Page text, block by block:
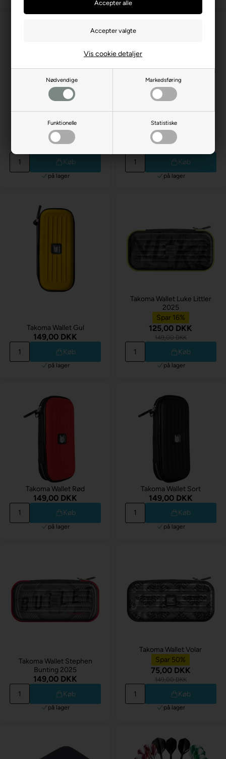
Nødvendige Markedsføring
Funktionelle Statistiske
Vis cookie detaljer
Spar 50%
75,00 DKK
Køb
på lager
Takoma Wallet Grå
149,00 DKK
Køb
på lager
Takoma Wallet Gul
149,00 DKK
Køb
på lager
Takoma Wallet Luke Littler
2025
Spar 16%
125,00 DKK
149,00 DKK
Køb
på lager
Takoma Wallet Rød
149,00 DKK
Køb
på lager
Takoma Wallet Sort
149,00 DKK
Køb
på lager
Takoma Wallet Stephen
Bunting 2025
149,00 DKK
Køb
på lager
Takoma Wallet Volar
Spar 50%
75,00 DKK
149,00 DKK
Køb
på lager